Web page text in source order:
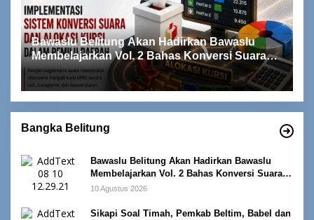
Bawaslu Belitung Akan Hadirkan Bawaslu
Membelajarkan Vol. 2 Bahas Konversi Suara
dan Alokasi Kursi
Bangka Belitung
Bawaslu Belitung Akan Hadirkan Bawaslu
Membelajarkan Vol. 2 Bahas Konversi Suara
dan Alokasi Kursi
10 Agustus 2026
Sikapi Soal Timah, Pemkab Beltim, Babel dan